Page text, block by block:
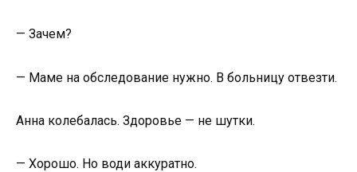
— Зачем?
— Маме на обследование нужно. В больницу отвезти.
Анна колебалась. Здоровье — не шутки.
— Хорошо. Но води аккуратно.